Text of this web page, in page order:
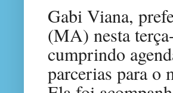
Gabi Viana,
(MA) nesta
cumprindo
parcerias para o